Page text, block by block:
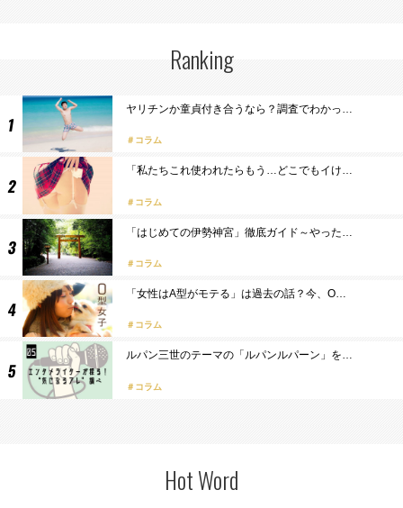
Ranking
ヤリチンか童貞付き合うなら？調査でわかっ…
コラム
「私たちこれ使われたらもう…どこでもイけ…
コラム
「はじめての伊勢神宮」徹底ガイド～やった…
コラム
「女性はA型がモテる」は過去の話？今、O…
コラム
ルパン三世のテーマの「ルパンルパーン」を…
コラム
Hot Word